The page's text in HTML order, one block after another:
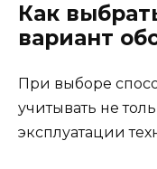
Как
вариант
При выборе
учитывать не
эксплуатации